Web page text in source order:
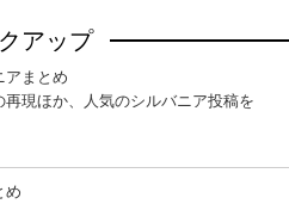
アップ
アまとめ
再現ほか、人気のシルバニア投稿を
め